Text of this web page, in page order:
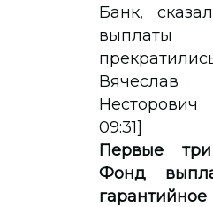
Банк,
Вячеслав
Несторович
09:31]
Первые
Фонд
гарантийное